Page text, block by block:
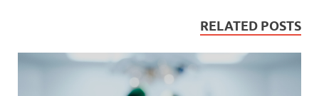
RELATED POSTS